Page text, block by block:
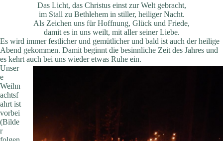
Das Licht, das Christus einst zur Welt gebracht,
im Stall zu Bethlehem in stiller, heiliger Nacht.
Als Zeichen uns für Hoffnung, Glück und Friede,
damit es in uns weilt, mit aller seiner Liebe.
Es wird immer festlicher und gemütlicher und bald ist auch der heilige
Abend gekommen. Damit beginnt die besinnliche Zeit des Jahres und
es kehrt auch bei uns wieder etwas Ruhe ein.
Unser
e
Weihn
achtsf
ahrt ist
vorbei
(Bilde
r